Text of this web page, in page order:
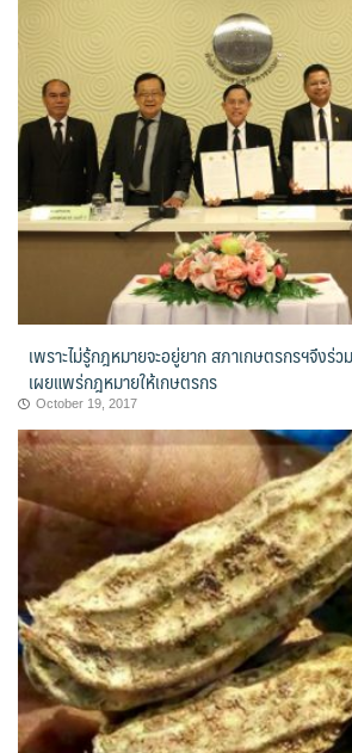
เพราะไม่รู้กฎหมายจะอยู่ยาก สภาเกษตรกรฯจึงร่
เผยแพร่กฎหมายให้เกษตรกร
October 19, 2017